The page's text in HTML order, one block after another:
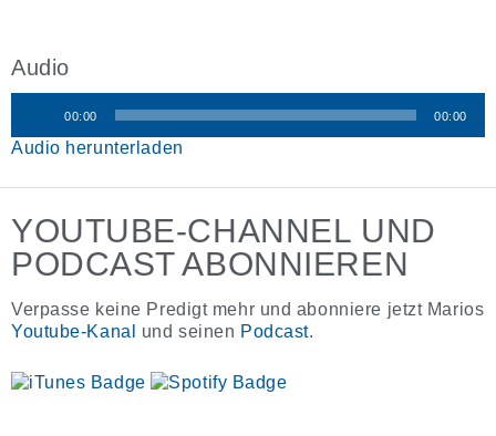
Audio
Audio-
00:00 00:00
Audio herunterladen
YOUTUBE-CHANNEL UND
PODCAST ABONNIEREN
Verpasse keine Predigt mehr und abonniere jetzt Marios
Youtube-Kanal
und seinen Podcast.